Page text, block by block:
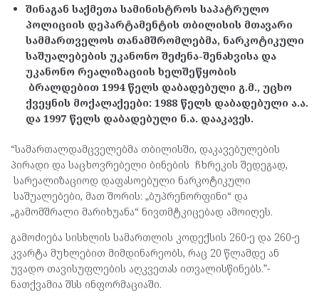
შინაგან საქმეთა სამინისტროს საპატრულო
პოლიციის დეპარტამენტის თბილისის მთავარი
სამმართველოს თანამშრომლებმა, ნარკოტიკული
საშუალებების უკანონო შეძენა-შენახვისა და
უკანონო რეალიზაციის ხელშეწყობის
ბრალდებით 1994 წელს დაბადებული გ.მ., უცხო
ქვეყნის მოქალაქეები: 1988 წელს დაბადებული ა.ა.
და 1997 წელს დაბადებული ნ.ა. დააკავეს.
“სამართალდამცველებმა თბილისში, დაკავებულების
პირადი და საცხოვრებელი ბინების ჩხრეკის შედეგად,
სარეალიზაციოდ დაფასოებული ნარკოტიკული
საშუალებები, მათ შორის: „ბუპრენორფინი“ და
„გამომშრალი მარიხუანა“ ნივთმტკიცებად ამოიღეს.
გამოძიება სისხლის სამართლის კოდექსის 260-ე და 260-ე
კვარტა მუხლებით მიმდინარეობს, რაც 20 წლამდე ან
უვადო თავისუფლების აღკვეთას ითვალისწინებს.”-
ნათქვამია შსს ინფორმაციაში.